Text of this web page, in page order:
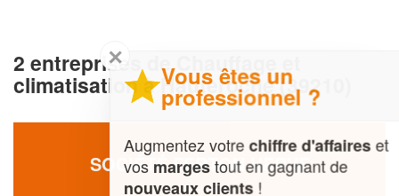
2 entreprises de Chauffage et
climatisation à Hauteroche (39210)
SOCIÉTÉ FERTON HERVE
36 Rue Caijas
✕
Vous êtes un
professionnel ?
Augmentez votrechiffre d'affaireset
vosmargestout en gagnant de
nouveaux clients!